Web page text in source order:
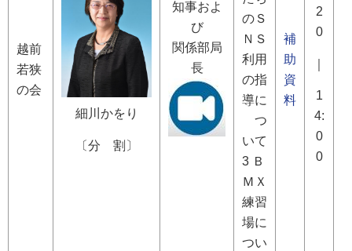
越前
若狭
の会
細川かをり
〔分 割〕
知事およ
び
関係部局
長
のＳ
ＮＳ
利用
の指
導に
つ
いて
3 Ｂ
ＭＸ
練習
場に
つい
補
助
資
料
2
0
1
4:
0
0